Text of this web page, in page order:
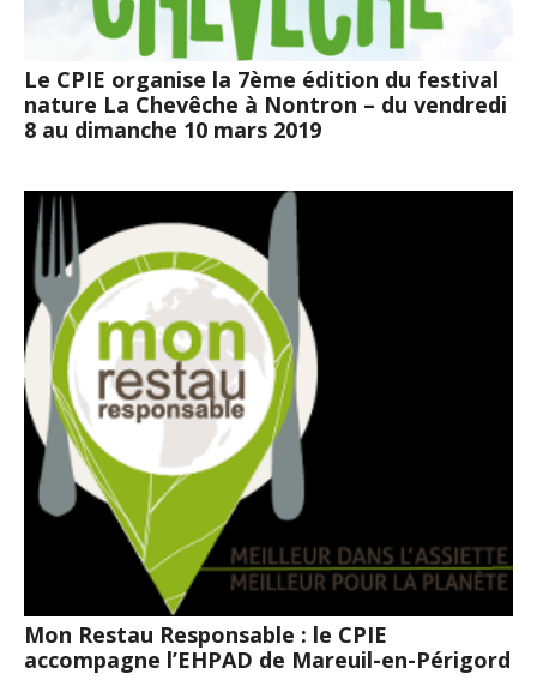
Le CPIE organise la 7ème édition du festival
nature La Chevêche à Nontron – du vendredi
8 au dimanche 10 mars 2019
Mon Restau Responsable : le CPIE
accompagne l’EHPAD de Mareuil-en-Périgord